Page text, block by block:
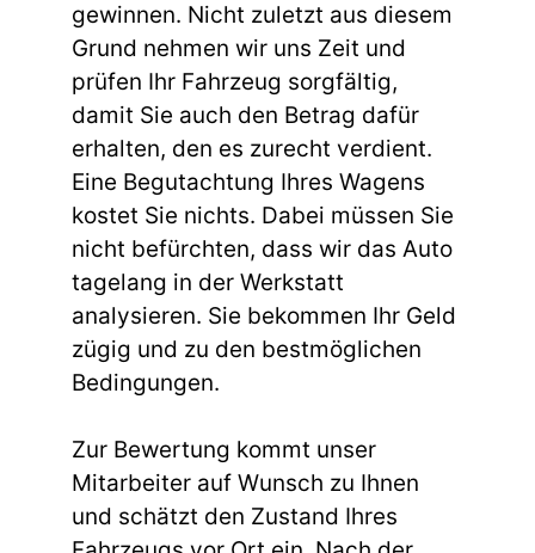
gewinnen. Nicht zuletzt aus diesem
Grund nehmen wir uns Zeit und
prüfen Ihr Fahrzeug sorgfältig,
damit Sie auch den Betrag dafür
erhalten, den es zurecht verdient.
Eine Begutachtung Ihres Wagens
kostet Sie nichts. Dabei müssen Sie
nicht befürchten, dass wir das Auto
tagelang in der Werkstatt
analysieren. Sie bekommen Ihr Geld
zügig und zu den bestmöglichen
Bedingungen.
Zur Bewertung kommt unser
Mitarbeiter auf Wunsch zu Ihnen
und schätzt den Zustand Ihres